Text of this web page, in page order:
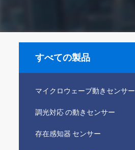
すべての製品
マイクロウェーブ動きセンサー
調光対応 の動きセンサー
存在感知器 センサー